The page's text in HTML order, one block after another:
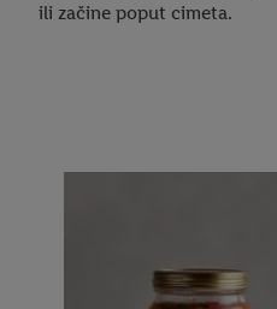
ili začine poput cimeta.